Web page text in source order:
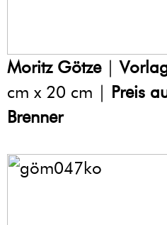
Moritz Götze|
cm x 20 cm | Preis
Brenner